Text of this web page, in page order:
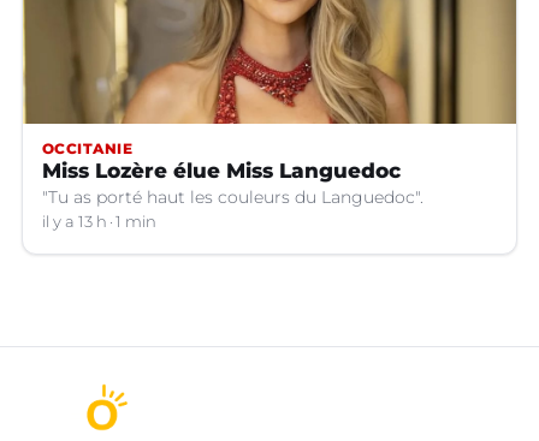
OCCITANIE
Miss Lozère élue Miss Languedoc
"Tu as porté haut les couleurs du Languedoc".
il y a 13 h 1 min